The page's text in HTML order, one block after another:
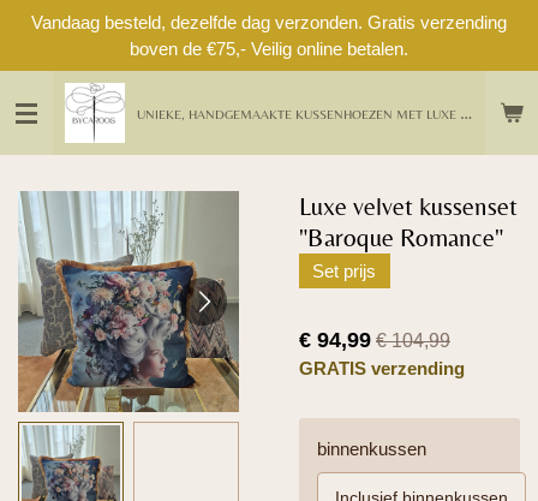
Ga
naar
de
hoofdinhoud
U
NIEKE, HANDGEMAAKTE KUSSENHOEZEN MET LUXE DETAILS UIT EIGEN ATELIER
Vandaag besteld, dezelfde dag verzonden. Gratis verzending
boven de €75,- Veilig online betalen.
Luxe velvet kussenset
"Baroque Romance"
Set prijs
€ 94,99 € 104,99
GRATIS verzending
binnenkussen